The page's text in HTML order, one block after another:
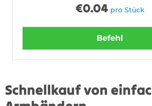
€0.04 pro Stück
Befehl
Schnellkauf von